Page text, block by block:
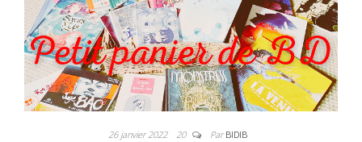
26 janvier 2022 20 ParBIDIB